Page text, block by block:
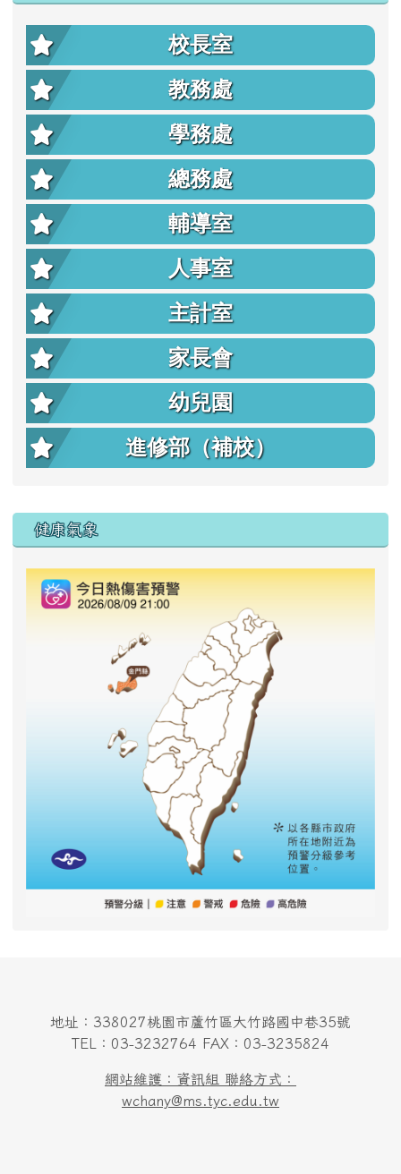
校長室
教務處
學務處
總務處
輔導室
人事室
主計室
家長會
幼兒園
進修部（補校）
右邊區域內容
健康氣象
地址：338027桃園市蘆竹區大竹路國中巷35號
TEL：03-3232764 FAX：03-3235824
網站維護：資訊組 聯絡方式：
wchany@ms.tyc.edu.tw